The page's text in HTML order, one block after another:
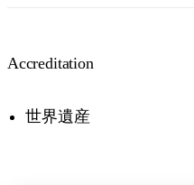
Accreditation
世界遺産